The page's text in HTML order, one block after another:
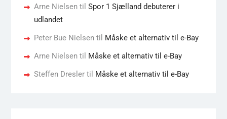
Arne Nielsentil Spor 1 Sjælland debuterer i
udlandet
Peter Bue Nielsentil Måske et alternativ til e-Bay
Arne Nielsentil Måske et alternativ til e-Bay
Steffen Dreslertil Måske et alternativ til e-Bay